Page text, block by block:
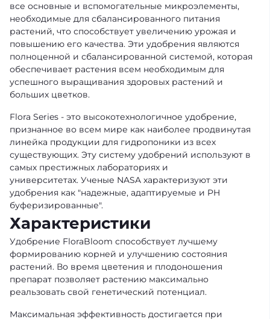
все основные и вспомогательные микроэлементы,
необходимые для сбалансированного питания
растений, что способствует увеличению урожая и
повышению его качества. Эти удобрения являются
полноценной и сбалансированной системой, которая
обеспечивает растения всем необходимым для
успешного выращивания здоровых растений и
больших цветков.
Flora Series - это высокотехнологичное удобрение,
признанное во всем мире как наиболее продвинутая
линейка продукции для гидропоники из всех
существующих. Эту систему удобрений используют в
самых престижных лабораториях и
университетах. Ученые NASA характеризуют эти
удобрения как "надежные, адаптируемые и PH
буферизированные".
Характеристики
Удобрение FloraBloom способствует лучшему
формированию корней и улучшению состояния
растений. Во время цветения и плодоношения
препарат позволяет растению максимально
реальзовать свой генетический потенциал.
Максимальная эффективность достигается при